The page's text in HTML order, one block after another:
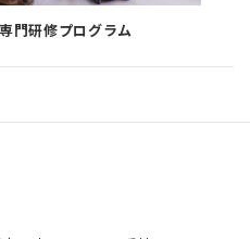
門研修プログラム